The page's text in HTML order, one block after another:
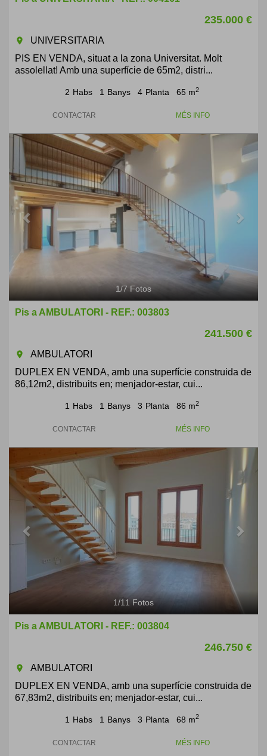
235.000 €
room
UNIVERSITARIA
PIS EN VENDA, situat a la zona Universitat. Molt
assolellat! Amb una superfície de 65m2, distri...
2 Habs 1 Banys 4 Planta 65 m2
CONTACTAR MÉS INFO
Previous Next
1/7 Fotos
Pis a AMBULATORI - REF.: 003803
241.500 €
room
AMBULATORI
DUPLEX EN VENDA, amb una superfície construida de
86,12m2, distribuits en; menjador-estar, cui...
1 Habs 1 Banys 3 Planta 86 m2
CONTACTAR MÉS INFO
1/11Fotos
Pis a AMBULATORI - REF.: 003804
246.750 €
room
AMBULATORI
DUPLEX EN VENDA, amb una superfície construida de
67,83m2, distribuits en; menjador-estar, cui...
1 Habs 1 Banys 3 Planta 68 m2
CONTACTAR MÉS INFO